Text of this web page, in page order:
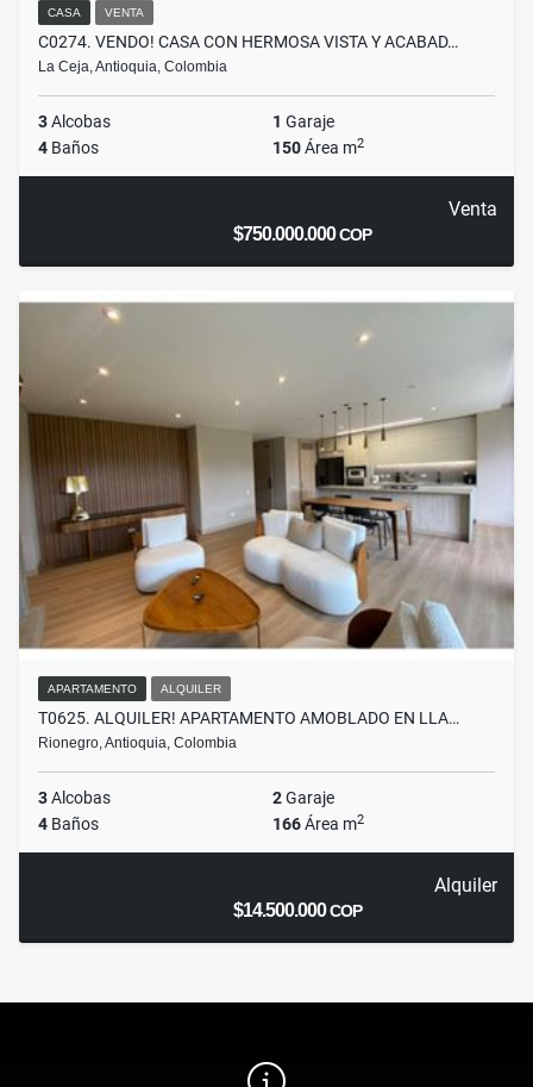
CASA VENTA
C0274. VENDO! CASA CON HERMOSA VISTA Y ACABAD…
La Ceja, Antioquia, Colombia
3Alcobas 1 Garaje
4 Baños 150Área m2
Venta
$750.000.000COP
APARTAMENTO ALQUILER
T0625. ALQUILER! APARTAMENTO AMOBLADO EN LLA…
Rionegro, Antioquia, Colombia
3Alcobas 2Garaje
4 Baños 166Área m2
Alquiler
$14.500.000COP